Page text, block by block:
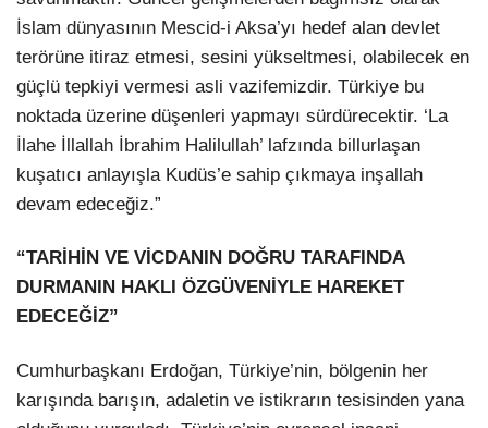
İslam dünyasının Mescid-i Aksa’yı hedef alan devlet
terörüne itiraz etmesi, sesini yükseltmesi, olabilecek en
güçlü tepkiyi vermesi asli vazifemizdir. Türkiye bu
noktada üzerine düşenleri yapmayı sürdürecektir. ‘La
İlahe İllallah İbrahim Halilullah’ lafzında billurlaşan
kuşatıcı anlayışla Kudüs’e sahip çıkmaya inşallah
devam edeceğiz.”
“TARİHİN VE VİCDANIN DOĞRU TARAFINDA
DURMANIN HAKLI ÖZGÜVENİYLE HAREKET
EDECEĞİZ”
Cumhurbaşkanı Erdoğan, Türkiye’nin, bölgenin her
karışında barışın, adaletin ve istikrarın tesisinden yana